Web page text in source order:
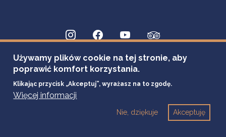
Używamy plików cookie na tej stronie, aby
poprawić komfort korzystania.
Klikając przycisk „Akceptuj”, wyrażasz na to zgodę.
Więcej informacji
Akceptuję
Nie, dziękuje